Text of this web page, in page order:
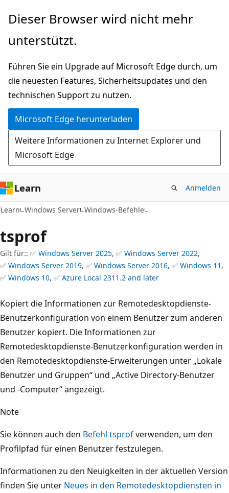
Zu
wechseln
Dieser Browser wird nicht mehr
unterstützt.
Führen Sie ein Upgrade auf Microsoft Edge durch, um
die neuesten Features, Sicherheitsupdates und den
technischen Support zu nutzen.
Microsoft Edge herunterladen
Weitere Informationen zu Internet Explorer und
Microsoft Edge
Learn Anmelden
Learn Windows Server Windows-Befehle
tsprof
Gilt für:: ✅ Windows Server 2025, ✅ Windows Server 2022,
✅ Windows Server 2019, ✅ Windows Server 2016, ✅ Windows 11 ,
✅ Windows 10, ✅ Azure Local 2311.2 and later
Kopiert die Informationen zur Remotedesktopdienste-
Benutzerkonfiguration von einem Benutzer zum anderen
Benutzer kopiert. Die Informationen zur
Remotedesktopdienste-Benutzerkonfiguration werden in
den Remotedesktopdienste-Erweiterungen unter „Lokale
Benutzer und Gruppen“ und „Active Directory-Benutzer
und -Computer“ angezeigt.
Note
Sie können auch den Befehl tsprofverwenden, um den
Profilpfad für einen Benutzer festzulegen.
Informationen zu den Neuigkeiten in der aktuellen Version
finden Sie unter Neues in den Remotedesktopdiensten in